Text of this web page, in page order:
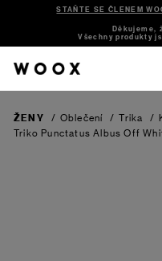
STAŇTE SE ČLENEM
Děkujeme,
Všechny produkty
ŽENY / Oblečení / Trika /
Triko Punctatus AlbusOff